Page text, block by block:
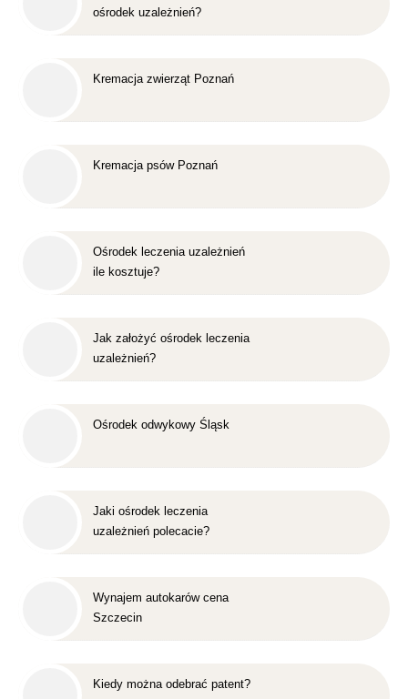
ośrodek uzależnień?
Kremacja zwierząt Poznań
Kremacja psów Poznań
Ośrodek leczenia uzależnień
ile kosztuje?
Jak założyć ośrodek leczenia
uzależnień?
Ośrodek odwykowy Śląsk
Jaki ośrodek leczenia
uzależnień polecacie?
Wynajem autokarów cena
Szczecin
Kiedy można odebrać patent?